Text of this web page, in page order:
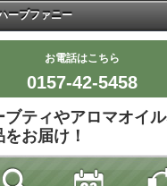
ーブファニー
お電話はこちら
0157-42-5458
ティやアロマオイ
お届け！